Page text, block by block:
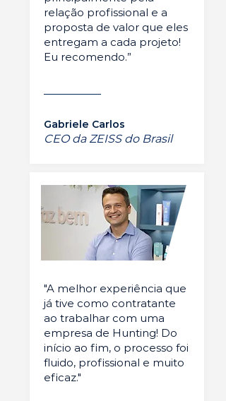
relação profissional e a
proposta de valor que eles
entregam a cada projeto!
Eu recomendo.”
Gabriele Carlos
CEO da ZEISS do Brasil
"A melhor experiência que
já tive como contratante
ao trabalhar com uma
empresa de Hunting! Do
início ao fim, o processo foi
fluido, profissional e muito
eficaz."